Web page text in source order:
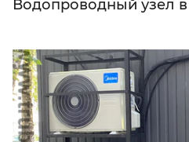
Водопроводный узел